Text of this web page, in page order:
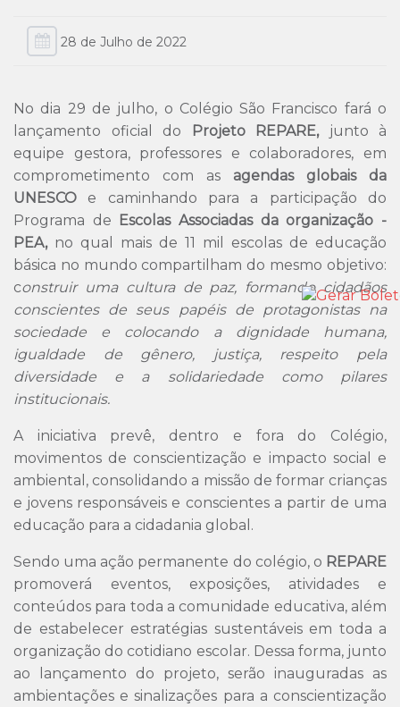
28 de Julho de 2022
No dia 29 de julho, o Colégio São Francisco fará o
lançamento oficial do
Projeto REPARE, junto à
equipe gestora, professores e colaboradores, em
comprometimento com as agendas globais da
UNESCO e caminhando para a participação do
Programa de Escolas Associadas da organização -
PEA, no qual mais de 11 mil escolas de educação
básica no mundo compartilham do mesmo objetivo:
construir uma cultura de paz, formando cidadãos
conscientes de seus papéis de protagonistas na
sociedade e colocando a dignidade humana,
igualdade de gênero, justiça, respeito pela
diversidade e a solidariedade como pilares
institucionais.
A iniciativa prevê, dentro e fora do Colégio,
movimentos de conscientização e impacto social e
ambiental, consolidando a missão de formar crianças
e jovens responsáveis e conscientes a partir de uma
educação para a cidadania global.
Sendo uma ação permanente do colégio, o REPARE
promoverá eventos, exposições, atividades e
conteúdos para toda a comunidade educativa, além
de estabelecer estratégias sustentáveis em toda a
organização do cotidiano escolar. Dessa forma, junto
ao lançamento do projeto, serão inauguradas as
ambientações e sinalizações para a conscientização